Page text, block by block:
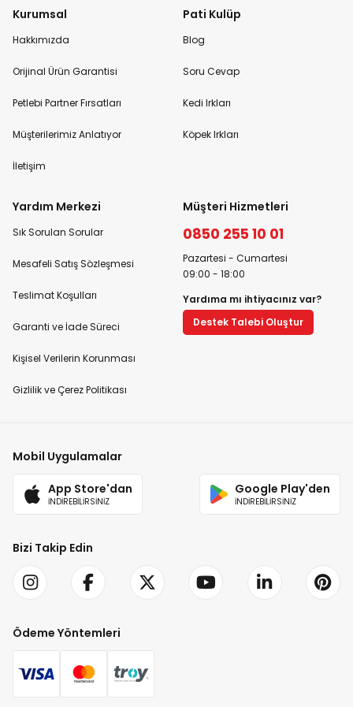
Kurumsal
Hakkımızda
Orijinal Ürün Garantisi
Petlebi Partner Fırsatları
Müşterilerimiz Anlatıyor
İletişim
Pati Kulüp
Blog
Soru Cevap
Kedi Irkları
Köpek Irkları
Yardım Merkezi
Sık Sorulan Sorular
Mesafeli Satış Sözleşmesi
Teslimat Koşulları
Garanti ve İade Süreci
Kişisel Verilerin Korunması
Gizlilik ve Çerez Politikası
Müşteri Hizmetleri
0850 255 10 01
Pazartesi - Cumartesi
09:00 - 18:00
Yardıma mı ihtiyacınız var?
Destek Talebi Oluştur
Mobil Uygulamalar
App Store'dan
İNDİREBİLİRSİNİZ
Google Play'den
İNDİREBİLİRSİNİZ
Bizi Takip Edin
Ödeme Yöntemleri